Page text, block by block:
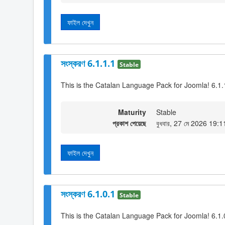
ফাইল দেখুন
সংস্করণ 6.1.1.1 Stable
This is the Catalan Language Pack for Joomla!
Maturity
Stable
প্রকাশ পেয়েছে
বুধবার, 27 মে 2026 19:11
ফাইল দেখুন
সংস্করণ 6.1.0.1 Stable
This is the Catalan Language Pack for Joomla!